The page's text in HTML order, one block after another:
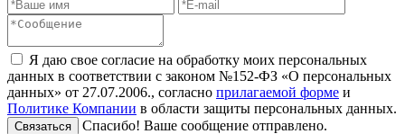
Я даю свое согласие на обработку моих персональных
данных в соответствии с законом №152-ФЗ «О персональных
данных» от 27.07.2006., согласно прилагаемой форме и
Политике Компании в области защиты персональных данных.
Связаться
Спасибо! Ваше сообщение отправлено.